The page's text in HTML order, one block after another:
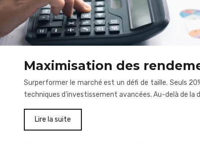
Maximisation des
Surperformer le marché est un défi de taille. Seuls
techniques d’investissement avancées. Au-delà de
Lire la suite